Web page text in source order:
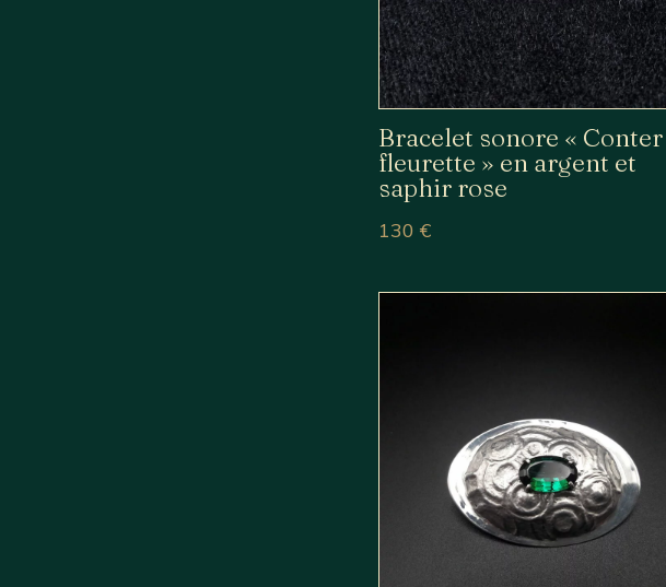
Bracelet sonore « Conter
fleurette » en argent et
saphir rose
130€